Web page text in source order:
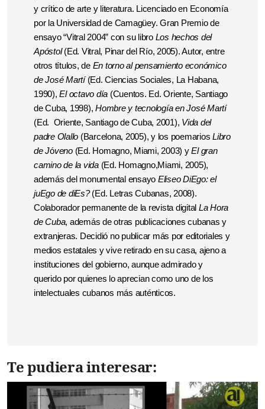
y crítico de arte y literatura. Licenciado en Economía
por la Universidad de Camagüey. Gran Premio de
ensayo “Vitral 2004” con su libro Los hechos del
Apóstol(Ed. Vitral, Pinar del Río, 2005). Autor, entre
otros títulos, de En torno al pensamiento económico
de José Martí(Ed. Ciencias Sociales, La Habana,
1990),El octavo día (Cuentos. Ed. Oriente, Santiago
de Cuba, 1998), Hombre y tecnología en José Martí
(Ed. Oriente, Santiago de Cuba, 2001), Vida del
padre Olallo (Barcelona, 2005), y los poemarios Libro
de Jóveno(Ed. Homagno, Miami, 2003) yEl gran
camino de la vida (Ed. Homagno,Miami, 2005),
además del monumental ensayo Eliseo DiEgo: el
juEgo de diEs?(Ed. Letras Cubanas, 2008).
Colaborador permanente de la revista digital La Hora
de Cuba, además de otras publicaciones cubanas y
extranjeras. Decidió no publicar más por editoriales y
medios estatales y vive retirado en su casa, ajeno a
instituciones del gobierno, aunque admirado y
querido por quienes lo aprecian como uno de los
intelectuales cubanos más auténticos.
Te pudiera interesar: